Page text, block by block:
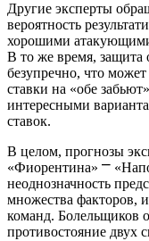
Другие эксперты
вероятность
хорошими
В то же время, защита
безупречно, что
ставки на «обе
интересными
ставок.
В целом, прогнозы
«Фиорентина» ⎻
неоднозначность
множества факторов,
команд. Болельщиков
противостояние двух